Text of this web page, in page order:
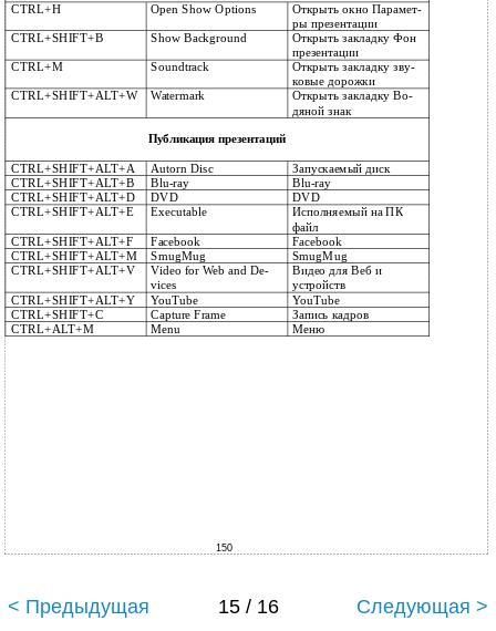
CTRL+H Open Show Options
Открыть окно Парамет-
ры презентации
CTRL+SHIFT+B
Show Background Открыть закладку Фон
презентации
CTRL+M Soundtrack
Открыть закладку зву-
ковые дорожки
CTRL+SHIFT+ALT+W Watermark Открыть закладку Во-
дяной знак
Публикация презентаций
CTRL+SHIFT+ALT+A Autorn Disc
Запускаемый диск
CTRL+SHIFT+ALT+B
Blu-ray
Blu-ray
CTRL+SHIFT+ALT+D
DVD DVD
CTRL+SHIFT+ALT+E Executable Исполняемый на ПК
файл
CTRL+SHIFT+ALT+F
Facebook
Facebook
CTRL+SHIFT+ALT+M
SmugMug
SmugMug
CTRL+SHIFT+ALT+V
Video for Web and De- Видео для Веб и
vices устройств
CTRL+SHIFT+ALT+Y YouTube
YouTube
CTRL+SHIFT+C
Capture Frame
Запись кадров
CTRL+ALT+M
Menu Меню
150
< Предыдущая 15 / 16 Следующая >